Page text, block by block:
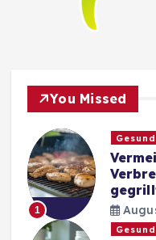
You Missed
1